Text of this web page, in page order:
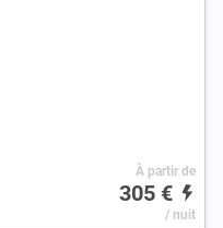
À partir de
305 €
/ nuit